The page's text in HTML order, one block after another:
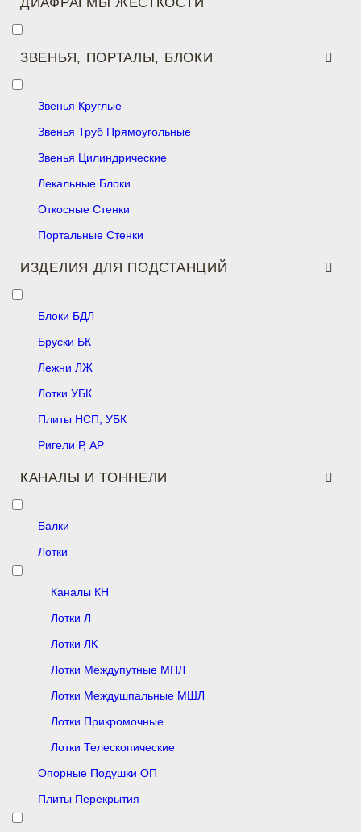
ЗВЕНЬЯ, ПОРТАЛЫ, БЛОКИ
Звенья Круглые
Звенья Труб Прямоугольные
Звенья Цилиндрические
Лекальные Блоки
Откосные Стенки
Портальные Стенки
ИЗДЕЛИЯ ДЛЯ ПОДСТАНЦИЙ
Блоки БДЛ
Бруски БК
Лежни ЛЖ
Лотки УБК
Плиты НСП, УБК
Ригели Р, АР
КАНАЛЫ И ТОННЕЛИ
Балки
Лотки
Каналы КН
Лотки Л
Лотки ЛК
Лотки Междупутные МПЛ
Лотки Междушпальные МШЛ
Лотки Прикромочные
Лотки Телескопические
Опорные Подушки ОП
Плиты Перекрытия